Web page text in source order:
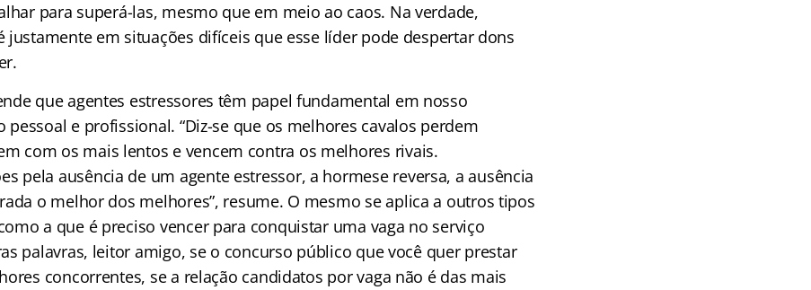
para superá-las, mesmo que em meio ao caos. Na verdade,
justamente em situações difíceis que esse líder pode despertar dons
que agentes estressores têm papel fundamental em nosso
pessoal e profissional. “Diz-se que os melhores cavalos perdem
com os mais lentos e vencem contra os melhores rivais.
pela ausência de um agente estressor, a hormese reversa, a ausência
o melhor dos melhores”, resume. O mesmo se aplica a outros tipos
a que é preciso vencer para conquistar uma vaga no serviço
palavras, leitor amigo, se o concurso público que você quer prestar
concorrentes, se a relação candidatos por vaga não é das mais